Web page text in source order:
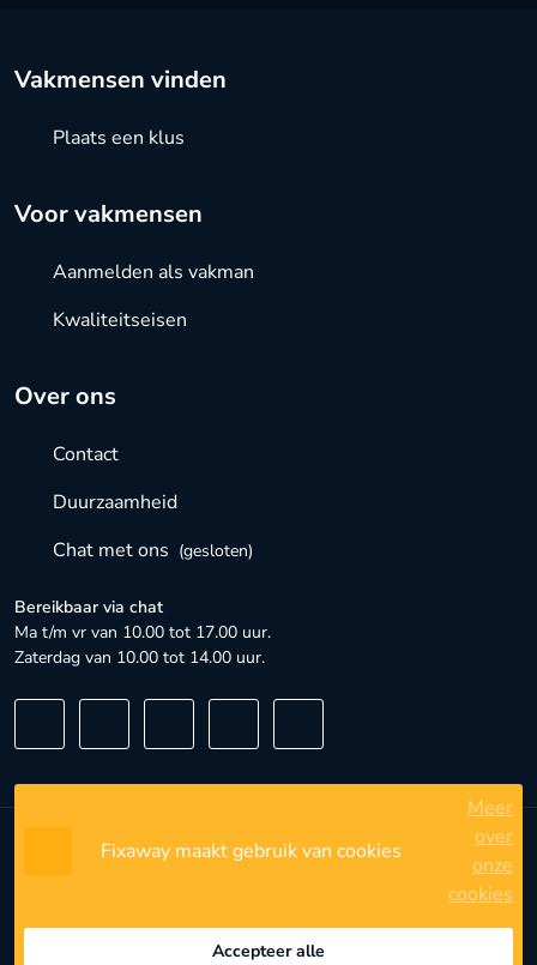
Over ons
Contact
Duurzaamheid
Chat met ons (gesloten)
Bereikbaar via chat
Ma t/m vr van 10.00 tot 17.00 uur.
Zaterdag van 10.00 tot 14.00 uur.
Vakmensen vinden
Plaats een klus
Voor vakmensen
Aanmelden als vakman
Kwaliteitseisen
Algemene voorwaarden
Privacyinstellingen
Fixaway maakt gebruik van cookies
Meer
over
onze
cookies
Accepteer alle